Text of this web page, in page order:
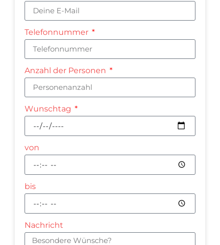
Telefonnummer
Anzahl der Personen
Wunschtag
von
bis
Nachricht